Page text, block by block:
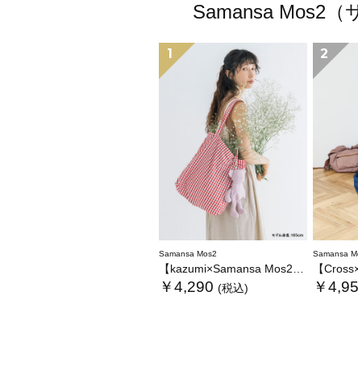
Samansa Mos2
1
Samansa Mos2
【kazumi×Samansa Mos2】ぬいぐるみバッグ
￥4,290 (税込)
2
Samansa
【Cross×Staff】
￥